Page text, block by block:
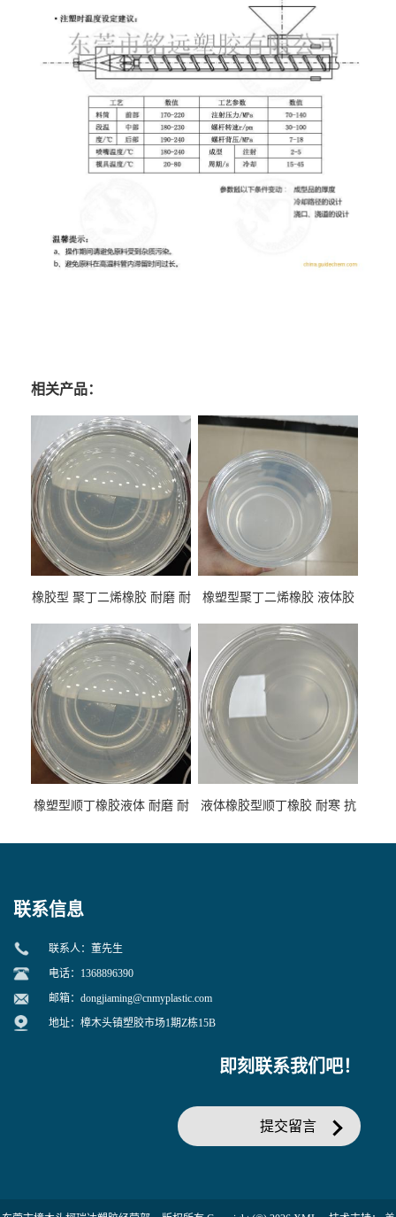
相关产品：
橡胶型 聚丁二烯橡胶 耐磨 耐
性
橡塑型聚丁二烯橡胶 液体胶
专用
橡塑型顺丁橡胶液体 耐磨 耐
液体橡胶型顺丁橡胶 耐寒 抗
联系信息
联系人：董先生
电话：1368896390
邮箱： dongjiaming@cnmyplastic.com
地址：樟木头镇塑胶市场1期Z栋15B
即刻联系我们吧！
提交留言